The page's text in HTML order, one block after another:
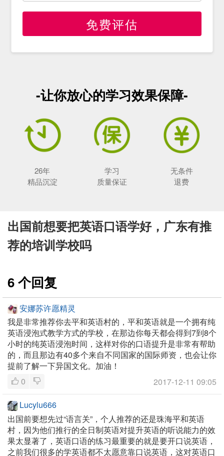
免费评估
-让你放心的学习效果保障-
26年
精品沉淀
学习
质量保证
无条件
退费
出国前想要把英语口语学好，广东有推
荐的培训学校吗
6 个回复
安娜苏许愿精灵
我是非常推荐你去平和英语村的，平和英语就是一个拥有纯
英语浸泡式教学方式的学校，在那边你每天都会得到7到8个
小时的纯英语浸泡时间，这样对你的口语提升是非常有帮助
的，而且那边有40多个来自不同国家的国际师资，也会让你
提前了解一下异国文化。加油！
0
2017-12-11 09:05
Lucylu666
出国前要想先过“语言关”，个人推荐的还是珠海平和英语
村，因为他们推行的全日制英语对提升英语的听说能力的效
果太显著了，英语口语的练习最重要的就是要开口说英语，
之前我们很多的学英语都不太愿意靠口说英语，这对英语口